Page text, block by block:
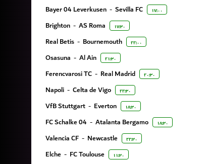
Bayer 04 Leverkusen - Sevilla FC ۱۷:۰۰
Brighton - AS Roma ۱۷:۳۰
Real Betis - Bournemouth ۲۲:۰۰
Osasuna - Al Ain ۲۱:۳۰
Ferencvarosi TC - Real Madrid ۲۰:۳۰
Napoli - Celta de Vigo ۲۲:۳۰
VfB Stuttgart - Everton ۱۸:۳۰
FC Schalke 04 - Atalanta Bergamo ۱۸:۳۰
Valencia CF - Newcastle ۲۲:۳۰
Elche - FC Toulouse ۱۱:۳۰